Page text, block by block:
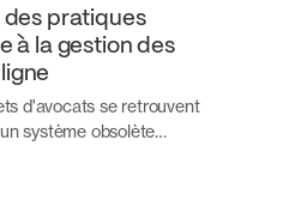
des pratiques
à la gestion des
d'avocats se retrouvent
système obsolète…